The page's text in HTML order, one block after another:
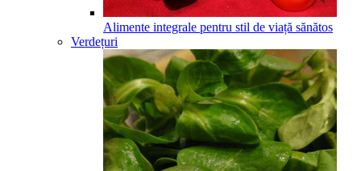
Alimente integrale pentru stil de viață sănătos
Verdețuri